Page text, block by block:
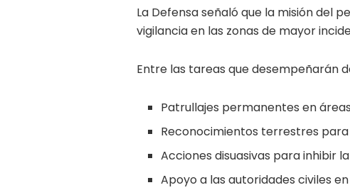
La Defensa señaló que la misión del
vigilancia en las zonas de mayor
Entre las tareas que desempeñarán
Patrullajes permanentes en
Reconocimientos terrestres
Acciones disuasivas para inhibir
Apoyo a las autoridades civiles